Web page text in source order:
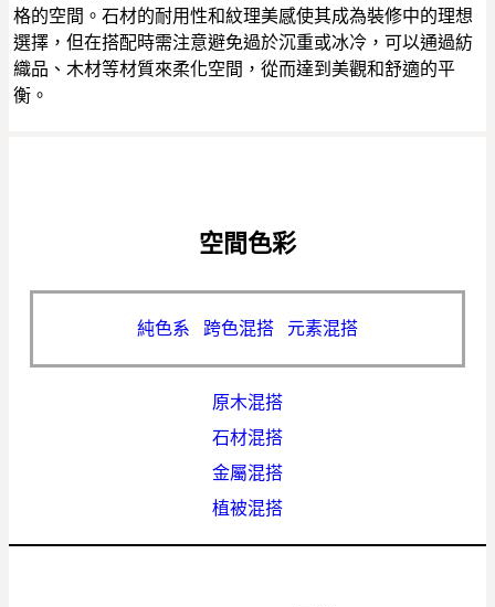
格的空間。石材的耐用性和紋理美感使其成為裝修中的理想
選擇，但在搭配時需注意避免過於沉重或冰冷，可以通過紡
織品、木材等材質來柔化空間，從而達到美觀和舒適的平
衡。
空間色彩
純色系 跨色混搭 元素混搭
原木混搭
石材混搭
金屬混搭
植被混搭